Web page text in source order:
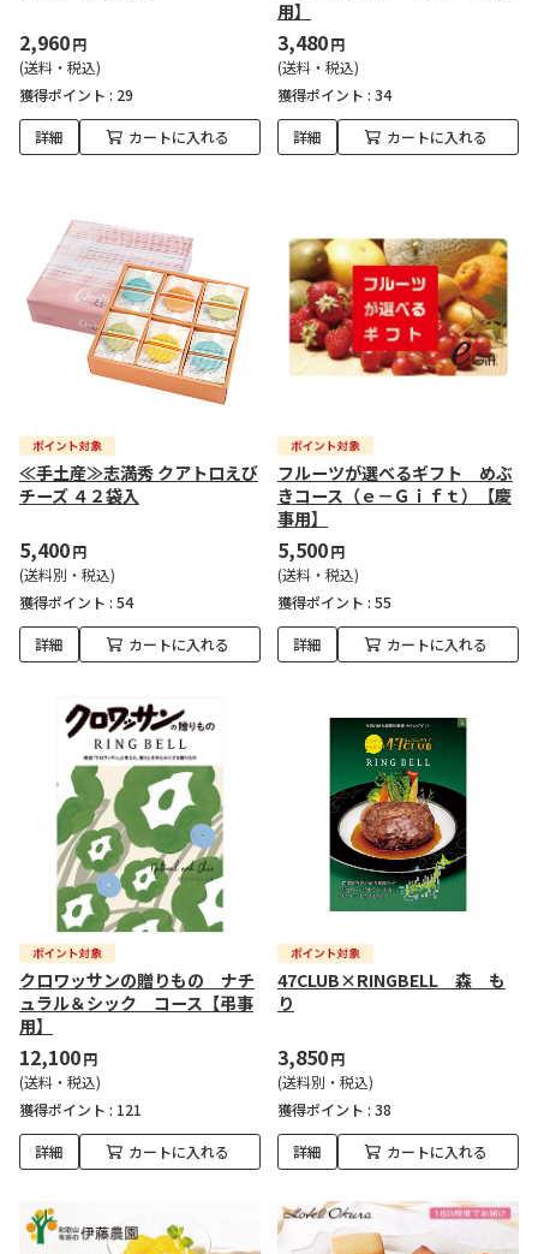
2,960円
(送料・税込)
獲得ポイント : 29
詳細 カートに入れる
用】
3,480円
(送料・税込)
獲得ポイント : 34
詳細 カートに入れる
≪手土産≫志満秀 クアトロえび
チーズ ４２袋入
5,400円
(送料別・税込)
獲得ポイント : 54
詳細 カートに入れる
フルーツが選べるギフト めぶ
きコース（ｅ－Ｇｉｆｔ）【慶
事用】
5,500円
(送料・税込)
獲得ポイント : 55
詳細 カートに入れる
クロワッサンの贈りもの ナチ
ュラル＆シック コース【弔事
用】
12,100円
(送料・税込)
獲得ポイント : 121
詳細 カートに入れる
47CLUB×RINGBELL 森 も
り
3,850円
(送料別・税込)
獲得ポイント : 38
詳細 カートに入れる